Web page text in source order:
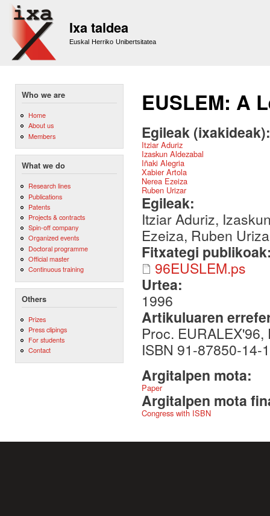
Ixa taldea
Euskal Herriko Unibertsitatea
Who we are
Home
About us
Members
What we do
Research lines
Publications
Patents
Projects & contracts
Spin-off company
Organized events
Doctoral programme
Official master
Continuous training
Others
Prizes
Press clipings
For students
Contact
EUSLEM: A
Egileak
Itziar Aduriz
Izaskun Aldezabal
Iñaki Alegria
Xabier Artola
Nerea Ezeiza
Ruben Urizar
Egileak:
Itziar Aduriz,
Ezeiza, Ruben
Fitxategi
96EUSLEM.ps
Urtea:
1996
Artikuluaren
Proc.
ISBN 91-87850-14-1
Argitalpen mota:
Paper
Argitalpen mota
Congress with ISBN